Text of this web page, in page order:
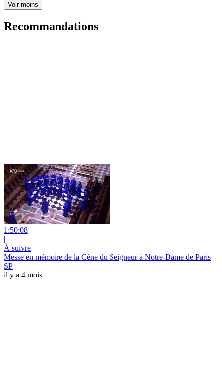
Voir moins
Recommandations
1:50:08
|
À suivre
Messe en mémoire de la Cène du Seigneur à Notre-Dame de Paris
SP
il y a 4 mois